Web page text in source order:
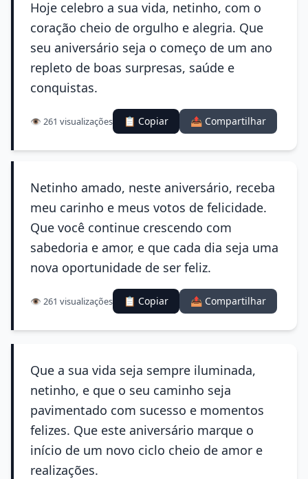
Hoje celebro a sua vida, netinho, com o
coração cheio de orgulho e alegria. Que
seu aniversário seja o começo de um ano
repleto de boas surpresas, saúde e
conquistas.
👁️ 261 visualizações 📋 Copiar 📤 Compartilhar
Netinho amado, neste aniversário, receba
meu carinho e meus votos de felicidade.
Que você continue crescendo com
sabedoria e amor, e que cada dia seja uma
nova oportunidade de ser feliz.
👁️ 261 visualizações 📋 Copiar 📤 Compartilhar
Que a sua vida seja sempre iluminada,
netinho, e que o seu caminho seja
pavimentado com sucesso e momentos
felizes. Que este aniversário marque o
início de um novo ciclo cheio de amor e
realizações.